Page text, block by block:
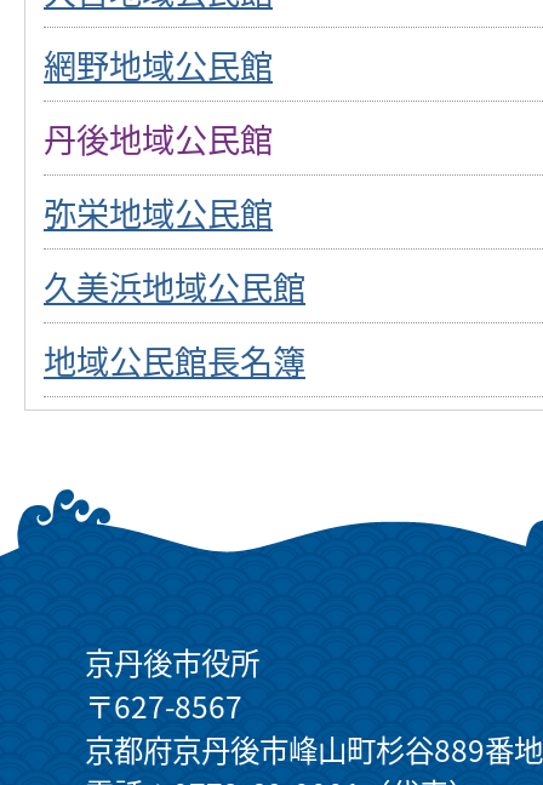
網野地域公民館
丹後地域公民館
弥栄地域公民館
久美浜地域公民館
地域公民館長名簿
京丹後市役所
〒627-8567
京都府京丹後市峰山町杉谷889番地